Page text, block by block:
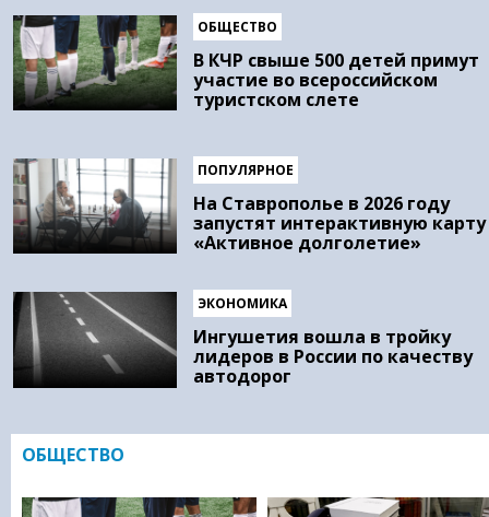
ОБЩЕСТВО
В КЧР свыше 500 детей примут
участие во всероссийском
туристском слете
ПОПУЛЯРНОЕ
На Ставрополье в 2026 году
запустят интерактивную карту
«Активное долголетие»
ЭКОНОМИКА
Ингушетия вошла в тройку
лидеров в России по качеству
автодорог
ОБЩЕСТВО